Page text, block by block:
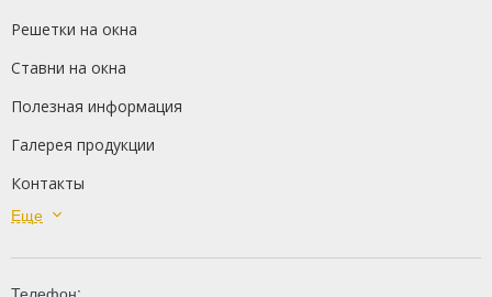
Решетки на окна
Ставни на окна
Полезная информация
Галерея продукции
Контакты
Сварные решетки
Кованые решетки
Еще
Телефон: